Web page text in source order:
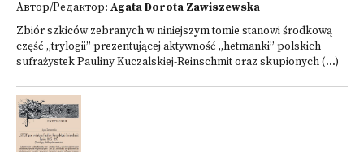
Автор/Редактор: Agata Dorota Zawiszewska
Zbiór szkiców zebranych w niniejszym tomie stanowi środkową
część „trylogii” prezentują­cej aktywność „hetmanki” polskich
sufrażystek Pauliny Kuczalskiej-Reinschmit oraz skupionych (...)